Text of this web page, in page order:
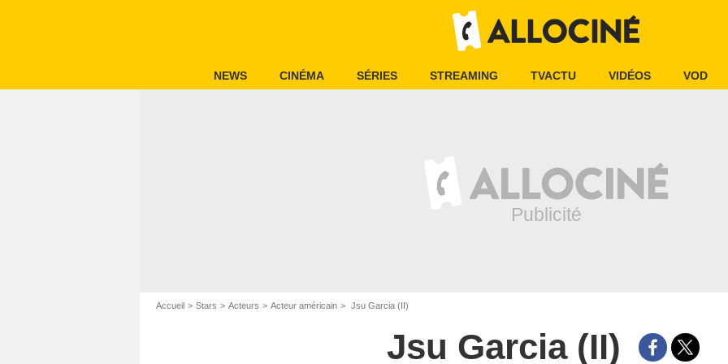
NEWS CINÉMA SÉRIES STREAMING TVACTU VIDÉOS VOD
Accueil Stars Acteurs Acteur américain Jsu Garcia (II)
Jsu Garcia (II)